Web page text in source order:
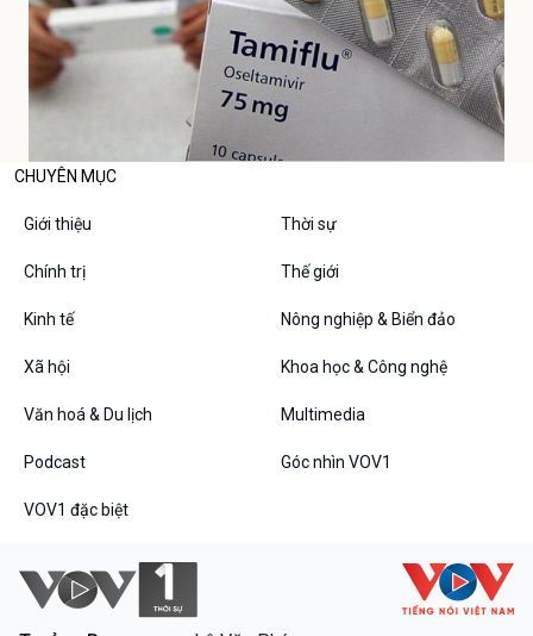
CHUYÊN MỤC
Giới thiệu Thời sự
Chính trị Thế giới
Kinh tế Nông nghiệp & Biển đảo
Xã hội Khoa học & Công nghệ
Văn hoá & Du lịch Multimedia
Podcast Góc nhìn VOV1
VOV1 đặc biệt